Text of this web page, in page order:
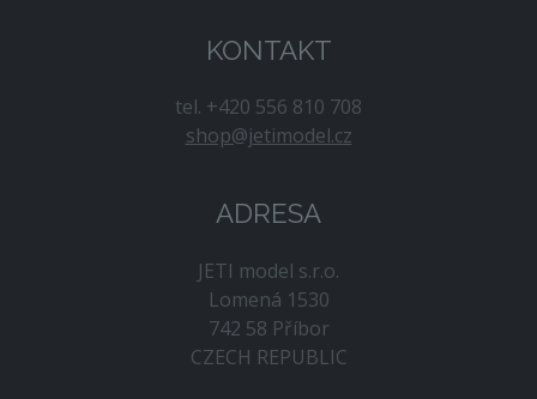
KONTAKT
tel. +420 556 810 708
shop@jetimodel.cz
ADRESA
JETI model s.r.o.
Lomená 1530
742 58 Příbor
CZECH REPUBLIC